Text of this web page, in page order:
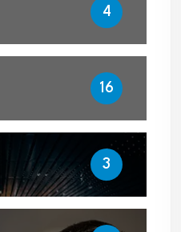
4
16
3